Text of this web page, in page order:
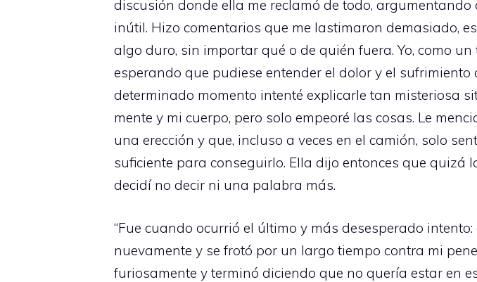
discusión donde ella me reclamó de todo,
inútil. Hizo comentarios que me lastimaron demasiado,
algo duro, sin importar qué o de quién fuera. Yo, como
esperando que pudiese entender el dolor y el
determinado momento intenté explicarle tan misteriosa
mente y mi cuerpo, pero solo empeoré las cosas. Le
una erección y que, incluso a veces en el camión, solo
suficiente para conseguirlo. Ella dijo entonces que quizá
decidí no decir ni una palabra más.
“Fue cuando ocurrió el último y más desesperado
nuevamente y se frotó por un largo tiempo contra mi
furiosamente y terminó diciendo que no quería estar en